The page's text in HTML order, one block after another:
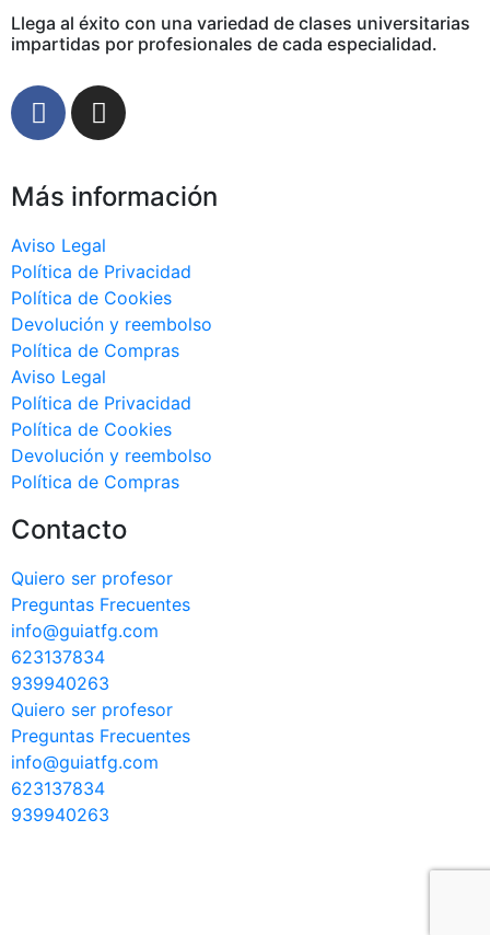
Llega al éxito con una variedad de clases universitarias
impartidas por profesionales de cada especialidad.
Más información
Aviso Legal
Política de Privacidad
Política de Cookies
Devolución y reembolso
Política de Compras
Aviso Legal
Política de Privacidad
Política de Cookies
Devolución y reembolso
Política de Compras
Contacto
Quiero ser profesor
Preguntas Frecuentes
info@guiatfg.com
623137834
939940263
Quiero ser profesor
Preguntas Frecuentes
info@guiatfg.com
623137834
939940263